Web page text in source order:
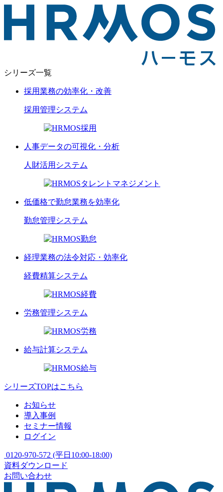
シリーズ一覧
採用業務の効率化・改善
採用管理システム
人事データの可視化・分析
人財活用 システム
低価格で勤怠業務を効率化
勤怠管理システム
経理業務の法令対応・効率化
経費精算システム
労務管理システム
給与計算システム
シリーズTOPはこちら
お知らせ
導入事例
セミナー情報
ログイン
0120-970-572 (平日10:00-18:00)
資料ダウンロード
お問い合わせ